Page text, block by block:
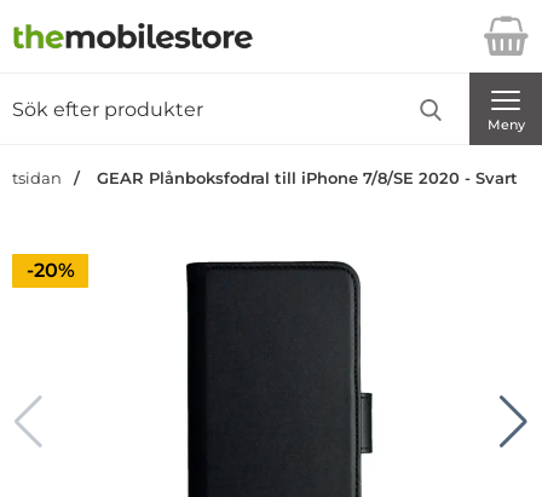
Startsidan för Danira Telecom AB
Meny
GEAR Plånboksfodral till iPhone 7/8/SE 2020 - Svart
Priset är nedsatt med
-20%